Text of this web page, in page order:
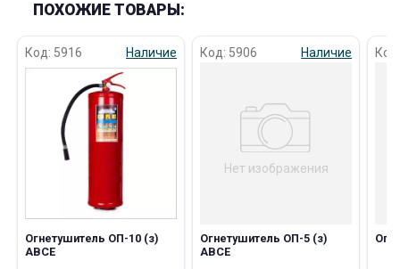
ПОХОЖИЕ ТОВАРЫ:
Код: 5916 Наличие
Огнетушитель ОП-10 (з)
АВСЕ
Код: 5906 Наличие
Нет изображения
Огнетушитель ОП-5 (з)
АВСЕ раз в 2 недели